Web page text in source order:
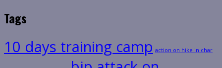
Tags
10 days training camp action on hike in char